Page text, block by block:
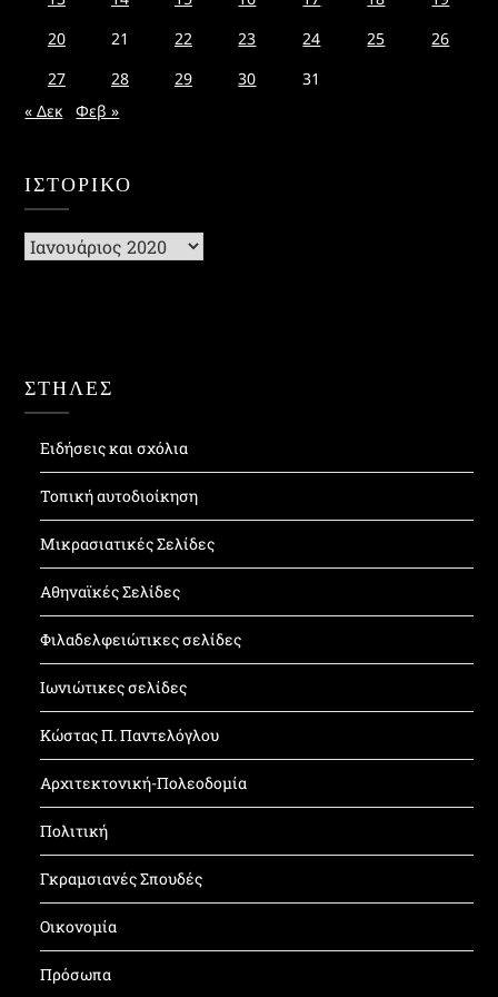
20
21 22 23 24 25
26
27
28 29 30
31
« Δεκ
Φεβ »
ΙΣΤΟΡΙΚΌ
Ιστορικό
ΣΤΗΛΕΣ
Ειδήσεις και σχόλια
Τοπική αυτοδιοίκηση
Μικρασιατικές Σελίδες
Αθηναϊκές Σελίδες
Φιλαδελφειώτικες σελίδες
Ιωνιώτικες σελίδες
Κώστας Π. Παντελόγλου
Αρχιτεκτονική-Πολεοδομία
Πολιτική
Γκραμσιανές Σπουδές
Οικονομία
Πρόσωπα